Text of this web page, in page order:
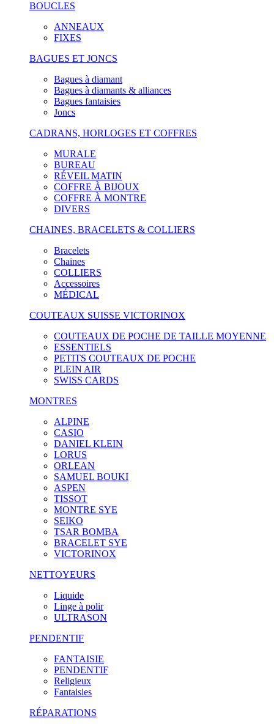
BOUCLES
ANNEAUX
FIXES
BAGUES ET JONCS
Bagues à diamant
Bagues à diamants & alliances
Bagues fantaisies
Joncs
CADRANS, HORLOGES ET COFFRES
MURALE
BUREAU
RÉVEIL MATIN
COFFRE À BIJOUX
COFFRE À MONTRE
DIVERS
CHAINES, BRACELETS & COLLIERS
Bracelets
Chaines
COLLIERS
Accessoires
MÉDICAL
COUTEAUX SUISSE VICTORINOX
COUTEAUX DE POCHE DE TAILLE MOYENNE
ESSENTIELS
PETITS COUTEAUX DE POCHE
PLEIN AIR
SWISS CARDS
MONTRES
ALPINE
CASIO
DANIEL KLEIN
LORUS
ORLEAN
SAMUEL BOUKI
ASPEN
TISSOT
MONTRE SYE
SEIKO
TSAR BOMBA
BRACELET SYE
VICTORINOX
NETTOYEURS
Liquide
Linge à polir
ULTRASON
PENDENTIF
FANTAISIE
PENDENTIF
Religieux
Fantaisies
RÉPARATIONS